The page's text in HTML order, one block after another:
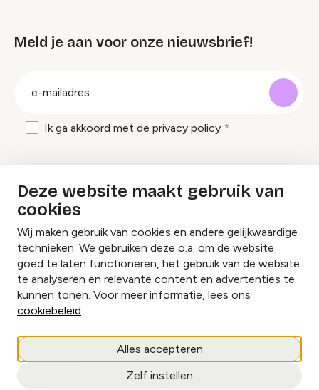
Deze website maakt gebruik van
cookies
Wij maken gebruik van cookies en andere gelijkwaardige
technieken. We gebruiken deze o.a. om de website
goed te laten functioneren, het gebruik van de website
te analyseren en relevante content en advertenties te
kunnen tonen. Voor meer informatie, lees ons
cookiebeleid.
Alles accepteren
Zelf instellen
Meld je aan voor onze nieuwsbrief!
Ik ga akkoord met de privacy policy
Inspiratie en tips om evenementen te
organiseren?
Lees onze inspiratieblogs
Cookies beheren
Privacy policy
copyright © 2026 Evenementorganiseren.nl